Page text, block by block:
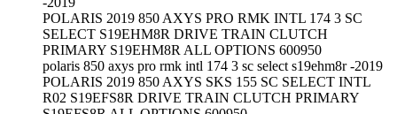
POLARIS 2019 850 AXYS PRO RMK INTL 174 3 SC
SELECT S19EHM8R DRIVE TRAIN CLUTCH
PRIMARY S19EHM8R ALL OPTIONS 600950
polaris 850 axys pro rmk intl 174 3 sc select s19ehm8r -2019
POLARIS 2019 850 AXYS SKS 155 SC SELECT INTL
R02 S19EFS8R DRIVE TRAIN CLUTCH PRIMARY